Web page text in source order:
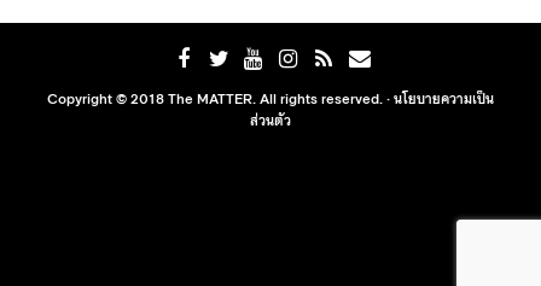
Copyright © 2018 The MATTER. All rights reserved. ·นโยบายความเป็น
ส่วนตัว